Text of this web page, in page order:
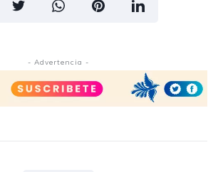
- Advertencia -